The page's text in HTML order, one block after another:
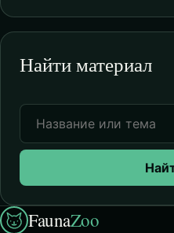
Найти материал
FaunaZoo